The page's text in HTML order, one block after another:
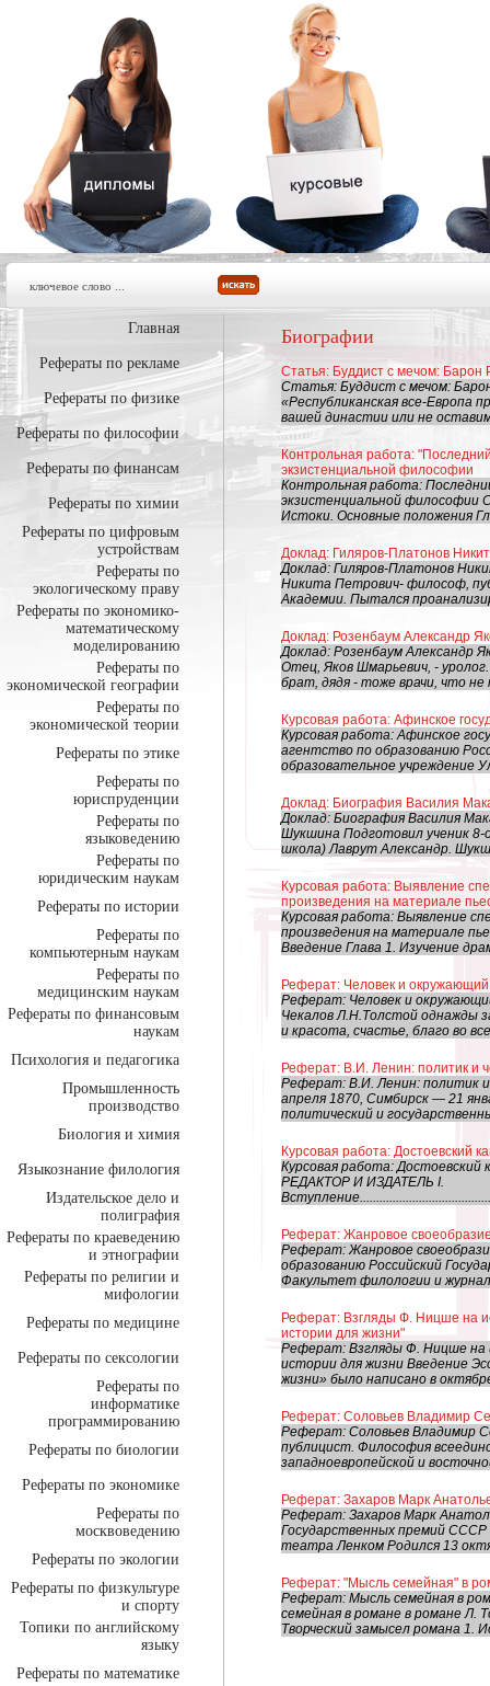
Главная
Рефераты по рекламе
Рефераты по физике
Рефераты по философии
Рефераты по финансам
Рефераты по химии
Рефераты по цифровым
устройствам
Рефераты по
экологическому праву
Рефераты по экономико-
математическому
моделированию
Рефераты по
экономической географии
Рефераты по
экономической теории
Рефераты по этике
Рефераты по
юриспруденции
Рефераты по
языковедению
Рефераты по
юридическим наукам
Рефераты по истории
Рефераты по
компьютерным наукам
Рефераты по
медицинским наукам
Рефераты по финансовым
наукам
Психология и педагогика
Промышленность
производство
Биология и химия
Языкознание филология
Издательское дело и
полиграфия
Рефераты по краеведению
и этнографии
Рефераты по религии и
мифологии
Рефераты по медицине
Рефераты по сексологии
Рефераты по
информатике
программированию
Рефераты по биологии
Рефераты по экономике
Рефераты по
москвоведению
Рефераты по экологии
Рефераты по физкультуре
и спорту
Топики по английскому
языку
Рефераты по математике
Биографии
Статья: Буддист с мечом: Барон
Статья: Буддист с мечом:
«Республиканская все-Европа
вашей династии или не
Контрольная работа:
экзистенциальной философии
Контрольная работа:
экзистенциальной философии
Истоки. Основные положения
Доклад: Гиляров-Платонов
Доклад: Гиляров-Платонов
Никита Петрович- философ,
Академии. Пытался
Доклад: Розенбаум Александр
Доклад: Розенбаум Александр
Отец, Яков Шмарьевич, -
брат, дядя - тоже врачи, что не
Курсовая работа: Афинское
Курсовая работа: Афинское
агентство по образованию
образовательное учреждение
Доклад: Биография Василия
Доклад: Биография Василия
Шукшина Подготовил ученик 8-
школа) Лаврут Александр.
Курсовая работа: Выявление
произведения на материале
Курсовая работа: Выявление
произведения на материале
Введение Глава 1. Изучение
Реферат: Человек и окружающий
Реферат: Человек и
Чекалов Л.Н.Толстой однажды
и красота, счастье, благо во
Реферат: В.И. Ленин: политик и
Реферат: В.И. Ленин: политик
апреля 1870, Симбирск — 21
политический и
Курсовая работа: Достоевский
Курсовая работа:
РЕДАКТОР И ИЗДАТЕЛЬ I.
Реферат: Жанровое
Реферат: Жанровое
образованию Российский
Факультет филологии и
Реферат: Взгляды Ф. Ницше на
истории для жизни"
Реферат: Взгляды Ф. Ницше на
истории для жизни Введение
жизни» было написано в
Реферат: Соловьев Владимир
Реферат: Соловьев Владимир
публицист. Философия
западноевропейской и
Реферат: Захаров Марк
Реферат: Захаров Марк
Государственных премий СССР
театра Ленком Родился 13
Реферат: "Мысль семейная" в
Реферат: Мысль семейная в
семейная в романе в романе Л.
Творческий замысел романа 1.